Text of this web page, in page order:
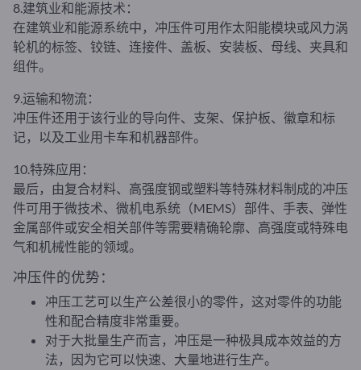
8.建筑业和能源技术：
在建筑业和能源系统中，冲压件可用作太阳能模块或风力涡
轮机的标签、铰链、连接件、盖板、安装板、母线、夹具和
组件。
9.运输和物流：
冲压件还用于该行业的导向件、支架、保护板、徽章和标
记，以及工业用卡车和机器部件。
10.特殊应用：
最后，由复合材料、高强度钢或塑料等特殊材料制成的冲压
件可用于微技术、微机电系统（MEMS）部件、手表、弹性
金属部件或安全相关部件等需要精确轮廓、高强度或特殊电
气和机械性能的领域。
冲压件的优势：
冲压工艺可以生产公差很小的零件，这对零件的功能
性和配合精度非常重要。
对于大批量生产而言，冲压是一种极具成本效益的方
法，因为它可以快速、大量地进行生产。